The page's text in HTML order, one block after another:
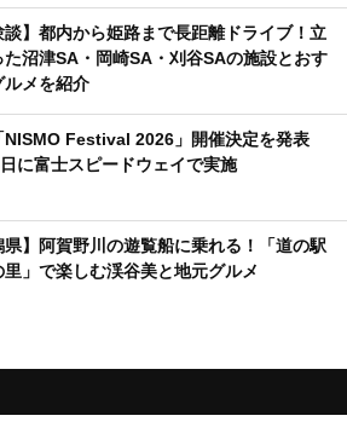
談】都内から姫路まで長距離ドライブ！立
た沼津SA・岡崎SA・刈谷SAの施設とおす
ルメを紹介
NISMO Festival 2026」開催決定を発表
に富士スピードウェイで実施
県】阿賀野川の遊覧船に乗れる！「道の駅
里」で楽しむ渓谷美と地元グルメ